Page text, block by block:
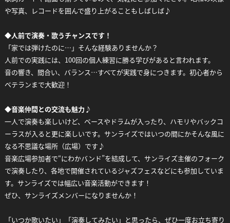
や写真、レコードを囲んで盛り上がることもしばしば♪
◆人前で演奏・歌うチャンスです！
「家では弾けたのに…」そんな経験ありませんか？
人前での実践には、100回の個人練習に勝る学びがあると言われます。
音の響き、間合い、バランス…すべてが実践で身につきます。初心者から
ベテランまで大歓迎！
◆音楽仲間との交流も魅力♪
一人で演奏も楽しいけど、ベースやドラムが入ったり、ハモリやバックコ
ーラスが入ると更に楽しいです。サンライズではいつの間にかそんな風に
なる不思議な場所（広場）です♪
音楽広場参加者で“にわかバンド”を結成して、サンライズ主催のフォーク
で演奏したり、各地で開催されているジャズフェスなどにも参加していま
す。サンライズでは幅広い音楽活動ができます！
ぜひ、サンライズメンバーになりませんか！
「いつか歌いたい」「演奏してみたい」と思ったら、ぜひ一度お立ち寄り